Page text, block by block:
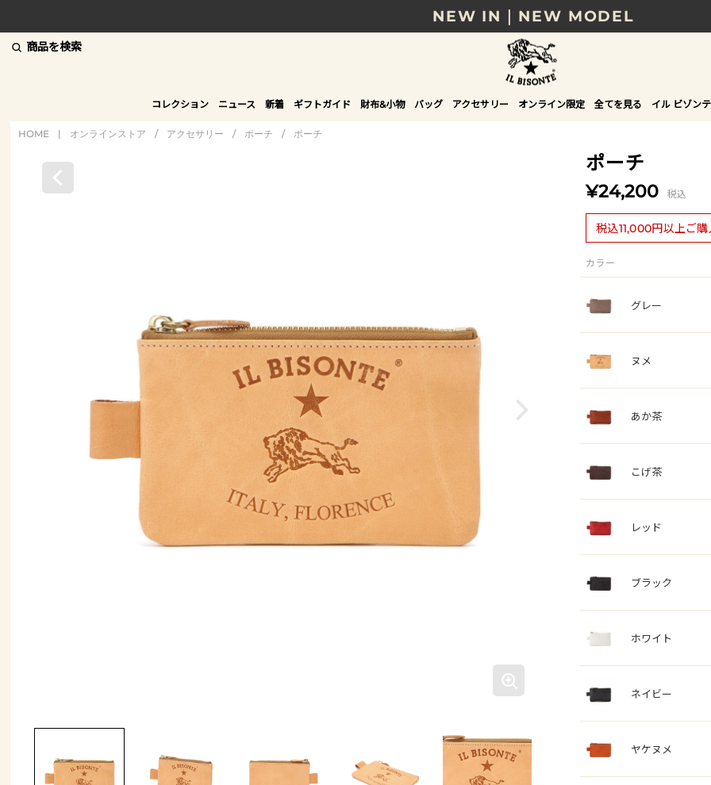
NEW IN｜NEW MODEL
8/17(月)10時まで｜税込11,000円以上で送料無
贈る相手やシーンから選べる、新しいギフトガ
NEW IN｜COLOR LEATHER
商品を検索
コレクション ニュース 新着 ギフトガイド 財布&小物 バッグ アクセサリー オンライン限定 全てを見る イル ビゾン
HOME | オンラインストア / アクセサリー / ポーチ / ポーチ
ポーチ
¥24,200 税込
税込11,000円以上ご
カラー
グレー
ヌメ
あか茶
こげ茶
レッド
ブラック
ホワイト
ネイビー
ヤケヌメ